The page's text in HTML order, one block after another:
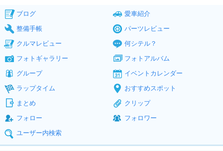
ブログ
愛車紹介
整備手帳
パーツレビュー
クルマレビュー
何シテル？
フォトギャラリー
フォトアルバム
グループ
イベントカレンダー
ラップタイム
おすすめスポット
まとめ
クリップ
フォロー
フォロワー
ユーザー内検索